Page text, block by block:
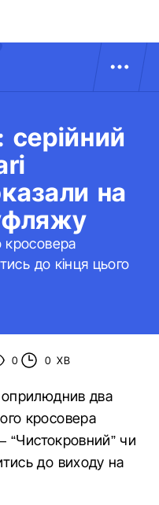
на
кросовера
до кінця цього
0 0 ХВ
два
кросовера
“Чистокровний” чи
до виходу на